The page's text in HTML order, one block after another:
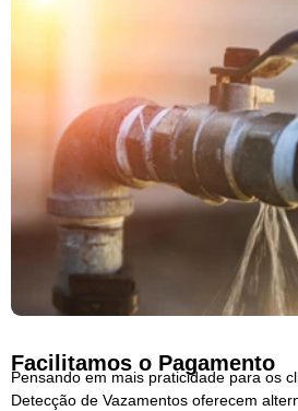
Facilitamos o Pagamento
Pensando em mais praticidade para os
Detecção de Vazamentos oferecem